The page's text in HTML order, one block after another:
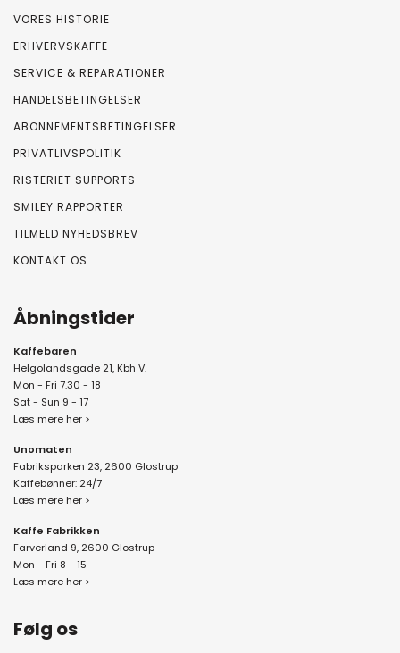
VORES HISTORIE
ERHVERVSKAFFE
SERVICE & REPARATIONER
HANDELSBETINGELSER
ABONNEMENTSBETINGELSER
PRIVATLIVSPOLITIK
RISTERIET SUPPORTS
SMILEY RAPPORTER
TILMELD NYHEDSBREV
KONTAKT OS
Åbningstider
Kaffebaren
Helgolandsgade 21, Kbh V.
Mon - Fri 7.30 - 18
Sat - Sun 9 - 17
Læs mere her >
Unomaten
Fabriksparken 23, 2600 Glostrup
Kaffebønner: 24/7
Læs mere her >
Kaffe Fabrikken
Farverland 9, 2600 Glostrup
Mon - Fri 8 - 15
Læs mere her >
Følg os